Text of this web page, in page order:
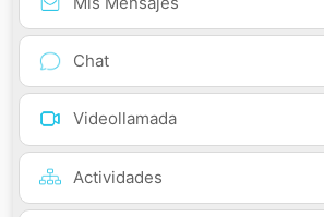
Chat
Videollamada
Actividades